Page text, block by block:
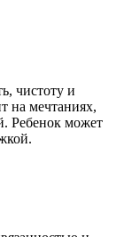
чистоту и
на мечтаниях,
Ребенок может